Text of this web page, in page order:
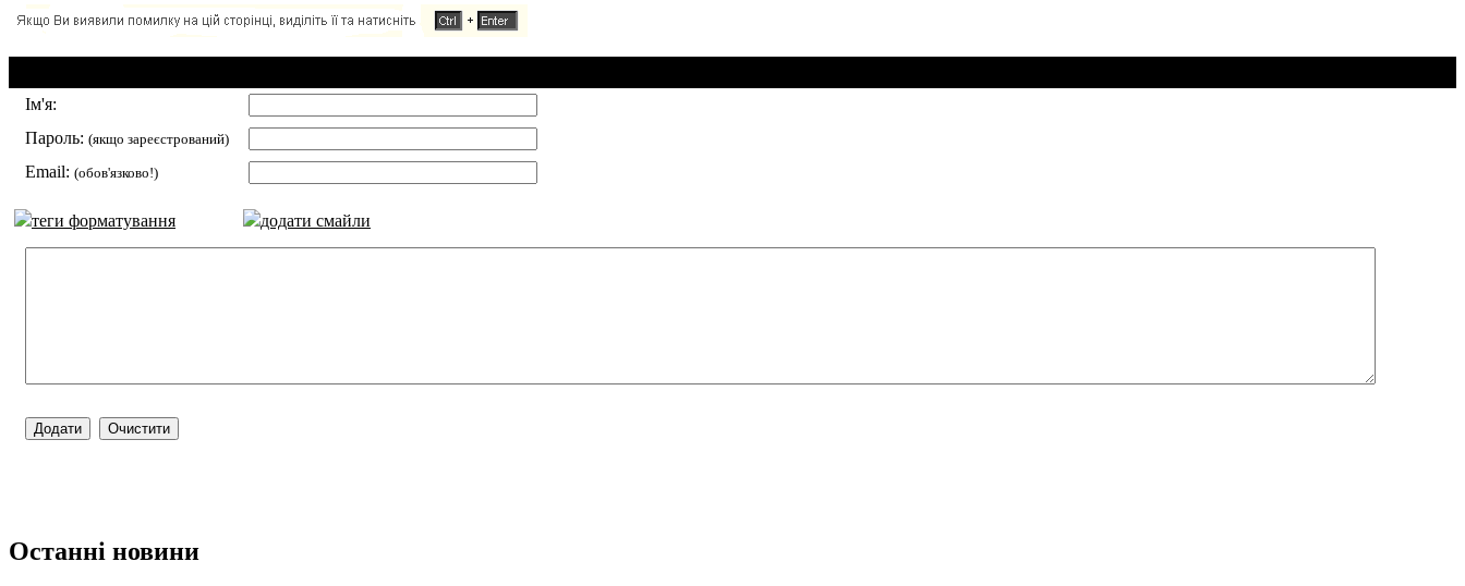
Ім'я:
Пароль: (якщо зареєстрований)
Email: (обов'язково!)
теги форматування додати смайли
Останні новини